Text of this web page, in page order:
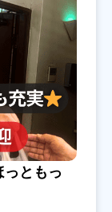
ともっ